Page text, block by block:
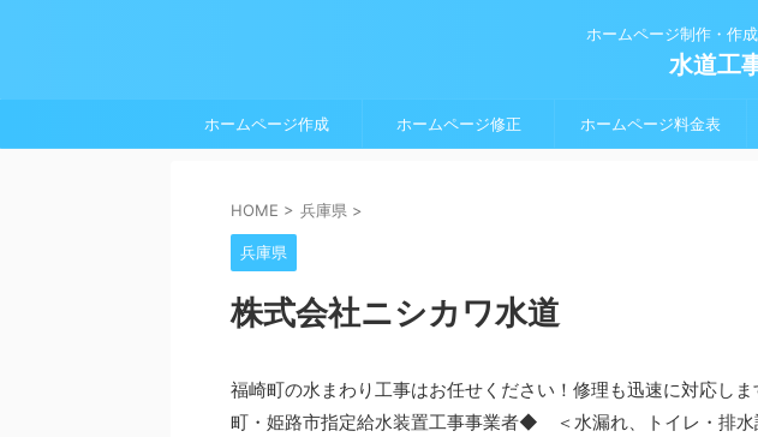
ホームページ制作・作
水道工
ホームページ作成 ホームページ修正 ホームページ料金表
HOME > 兵庫県 >
兵庫県
株式会社ニシカワ水道
福崎町の水まわり工事はお任せください！修理も迅速に対応し
町・姫路市指定給水装置工事事業者◆ ＜水漏れ、トイレ・排水